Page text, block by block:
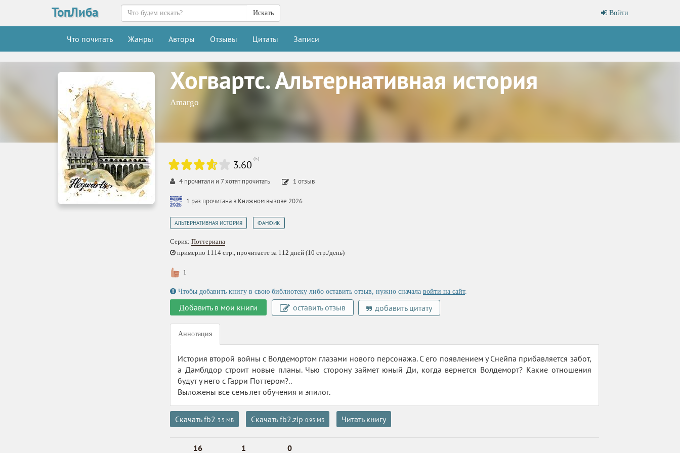
ТопЛиба Войти
Искать
Что почитать Жанры Авторы Отзывы Цитаты Записи
Хогвартс. Альтернативная история
Amargo
3.60 (5)
4 прочитали и 7хотят прочитать 1 отзыв
1 раз прочитана в Книжном вызове 2026
АЛЬТЕРНАТИВНАЯ ИСТОРИЯ ФАНФИК
Серия: Поттериана
примерно 1114 стр., прочитаете за 112 дней (10 стр./день)
1
Чтобы добавить книгу в свою библиотеку либо оставить отзыв, нужно сначала войти на сайт.
Добавить в мои книги оставить отзыв добавить цитату
Аннотация
История второй войны с Волдемортом глазами нового персонажа. С его появлением у Снейпа прибавляется забот,
а Дамблдор строит новые планы. Чью сторону займет юный Ди, когда вернется Волдеморт? Какие отношения
будут у него с Гарри Поттером?..
Выложены все семь лет обучения и эпилог.
Скачать fb2 3.5 МБ Скачать fb2.zip 0.95 МБ Читать книгу
16 1 0